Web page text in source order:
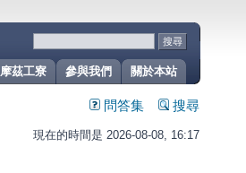
關於本站
參與我們
摩茲工寮
問答集 搜尋
現在的時間是 2026-08-08, 16:17